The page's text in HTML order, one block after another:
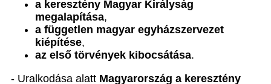
a keresztény Magyar Királyság
megalapítása,
a független magyar egyházszervezet
kiépítése,
az első törvények kibocsátása.
- Uralkodása alatt Magyarország a keresztény